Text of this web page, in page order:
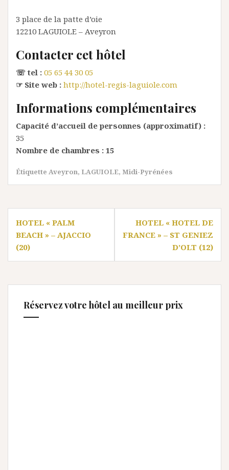
3 place de la patte d’oie
12210 LAGUIOLE – Aveyron
Contacter cet hôtel
☏ tel : 05 65 44 30 05
☞ Site web : http://hotel-regis-laguiole.com
Informations complémentaires
Capacité d’accueil de personnes (approximatif) :
35
Nombre de chambres : 15
Étiquette Aveyron, LAGUIOLE, Midi-Pyrénées
Navigation
de
l’article
HOTEL « PALM
BEACH » – AJACCIO
(20)
HOTEL « HOTEL DE
FRANCE » – ST GENIEZ
D’OLT (12)
Réservez votre hôtel au meilleur prix